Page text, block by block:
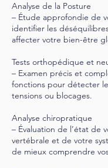
Analyse de la Posture
– Étude approfondie de
identifier les
affecter votre bien-être
Tests orthopédique et
– Examen précis et
fonctions pour détecter
tensions ou blocages.
Analyse chiropratique
– Évaluation de l’état de
vertébrale et de votre
de mieux comprendre